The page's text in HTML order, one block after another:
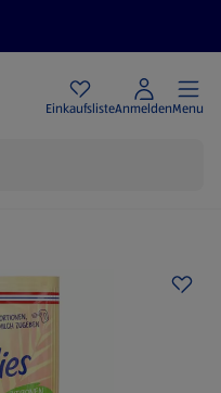
EinkaufslisteAnmeldenMenu